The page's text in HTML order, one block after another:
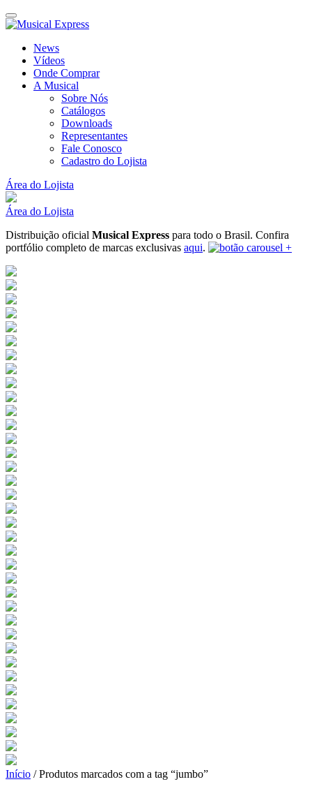
News
Vídeos
Onde Comprar
A Musical
Sobre Nós
Catálogos
Downloads
Representantes
Fale Conosco
Cadastro do Lojista
Área do Lojista
Área do Lojista
Distribuição oficial Musical Express para todo o Brasil. Confira
portfólio completo de marcas exclusivas aqui.
Início / Produtos marcados com a tag “jumbo”